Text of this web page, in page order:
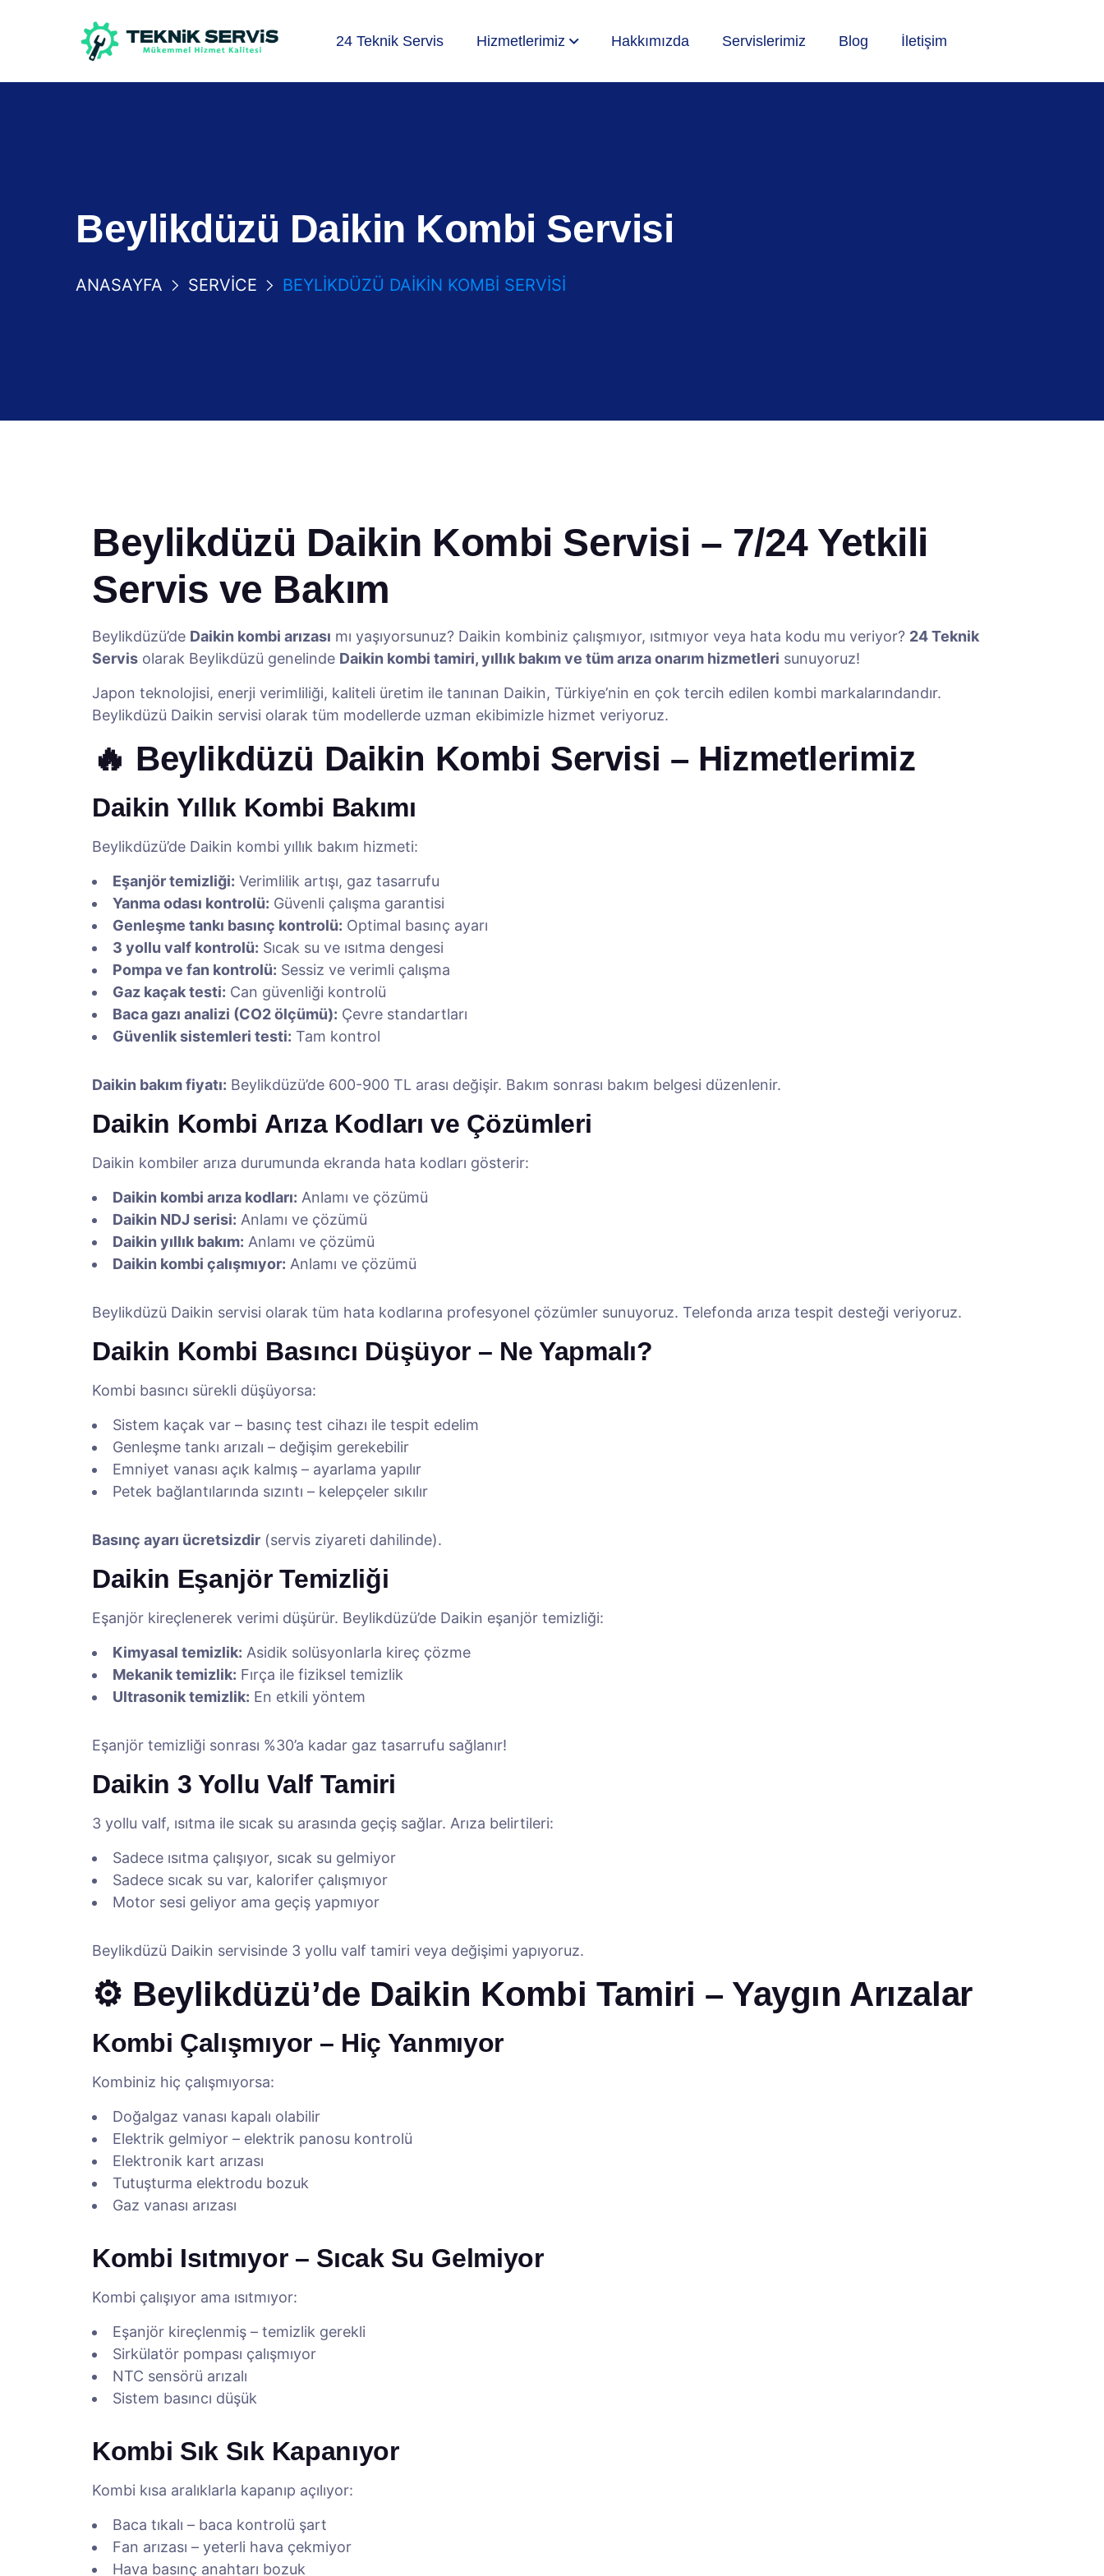
24 Teknik Servis Hizmetlerimiz Hakkımızda Servislerimiz Blog İletişim
Beylikdüzü Daikin Kombi Servisi
ANASAYFA SERVICE BEYLIKDÜZÜ DAIKIN KOMBI SERVISI
Beylikdüzü Daikin Kombi Servisi – 7/24 Yetkili
Servis ve Bakım
Beylikdüzü’de Daikin kombi arızası mı yaşıyorsunuz? Daikin kombiniz çalışmıyor, ısıtmıyor veya hata kodu mu veriyor? 24 Teknik
Servis olarak Beylikdüzü genelinde Daikin kombi tamiri, yıllık bakım ve tüm arıza onarım hizmetleri sunuyoruz!
Japon teknolojisi, enerji verimliliği, kaliteli üretim ile tanınan Daikin, Türkiye’nin en çok tercih edilen kombi markalarındandır.
Beylikdüzü Daikin servisi olarak tüm modellerde uzman ekibimizle hizmet veriyoruz.
🔥 Beylikdüzü Daikin Kombi Servisi – Hizmetlerimiz
Daikin Yıllık Kombi Bakımı
Beylikdüzü’de Daikin kombi yıllık bakım hizmeti:
Eşanjör temizliği: Verimlilik artışı, gaz tasarrufu
Yanma odası kontrolü: Güvenli çalışma garantisi
Genleşme tankı basınç kontrolü: Optimal basınç ayarı
3 yollu valf kontrolü: Sıcak su ve ısıtma dengesi
Pompa ve fan kontrolü: Sessiz ve verimli çalışma
Gaz kaçak testi: Can güvenliği kontrolü
Baca gazı analizi (CO2 ölçümü): Çevre standartları
Güvenlik sistemleri testi: Tam kontrol
Daikin bakım fiyatı: Beylikdüzü’de 600-900 TL arası değişir. Bakım sonrası bakım belgesi düzenlenir.
Daikin Kombi Arıza Kodları ve Çözümleri
Daikin kombiler arıza durumunda ekranda hata kodları gösterir:
Daikin kombi arıza kodları: Anlamı ve çözümü
Daikin NDJ serisi: Anlamı ve çözümü
Daikin yıllık bakım: Anlamı ve çözümü
Daikin kombi çalışmıyor: Anlamı ve çözümü
Beylikdüzü Daikin servisi olarak tüm hata kodlarına profesyonel çözümler sunuyoruz. Telefonda arıza tespit desteği veriyoruz.
Daikin Kombi Basıncı Düşüyor – Ne Yapmalı?
Kombi basıncı sürekli düşüyorsa:
Sistem kaçak var – basınç test cihazı ile tespit edelim
Genleşme tankı arızalı – değişim gerekebilir
Emniyet vanası açık kalmış – ayarlama yapılır
Petek bağlantılarında sızıntı – kelepçeler sıkılır
Basınç ayarı ücretsizdir (servis ziyareti dahilinde).
Daikin Eşanjör Temizliği
Eşanjör kireçlenerek verimi düşürür. Beylikdüzü’de Daikin eşanjör temizliği:
Kimyasal temizlik: Asidik solüsyonlarla kireç çözme
Mekanik temizlik: Fırça ile fiziksel temizlik
Ultrasonik temizlik: En etkili yöntem
Eşanjör temizliği sonrası %30’a kadar gaz tasarrufu sağlanır!
Daikin 3 Yollu Valf Tamiri
3 yollu valf, ısıtma ile sıcak su arasında geçiş sağlar. Arıza belirtileri:
Sadece ısıtma çalışıyor, sıcak su gelmiyor
Sadece sıcak su var, kalorifer çalışmıyor
Motor sesi geliyor ama geçiş yapmıyor
Beylikdüzü Daikin servisinde 3 yollu valf tamiri veya değişimi yapıyoruz.
⚙️ Beylikdüzü’de Daikin Kombi Tamiri – Yaygın Arızalar
Kombi Çalışmıyor – Hiç Yanmıyor
Kombiniz hiç çalışmıyorsa:
Doğalgaz vanası kapalı olabilir
Elektrik gelmiyor – elektrik panosu kontrolü
Elektronik kart arızası
Tutuşturma elektrodu bozuk
Gaz vanası arızası
Kombi Isıtmıyor – Sıcak Su Gelmiyor
Kombi çalışıyor ama ısıtmıyor:
Eşanjör kireçlenmiş – temizlik gerekli
Sirkülatör pompası çalışmıyor
NTC sensörü arızalı
Sistem basıncı düşük
Kombi Sık Sık Kapanıyor
Kombi kısa aralıklarla kapanıp açılıyor:
Baca tıkalı – baca kontrolü şart
Fan arızası – yeterli hava çekmiyor
Hava basınç anahtarı bozuk